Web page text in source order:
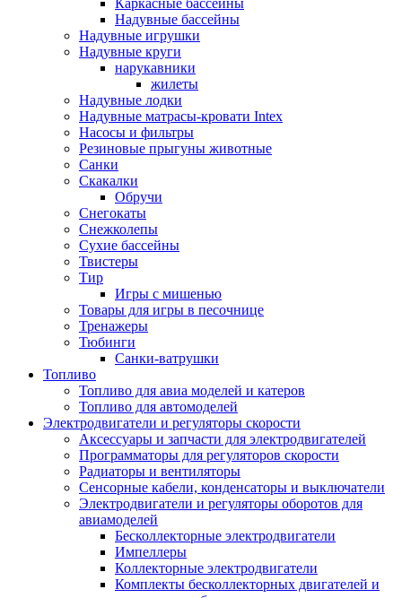
Каркасные бассейны
Надувные бассейны
Надувные игрушки
Надувные круги
нарукавники
жилеты
Надувные лодки
Надувные матрасы-кровати Intex
Насосы и фильтры
Резиновые прыгуны животные
Санки
Скакалки
Обручи
Снегокаты
Снежколепы
Сухие бассейны
Твистеры
Тир
Игры с мишенью
Товары для игры в песочнице
Тренажеры
Тюбинги
Санки-ватрушки
Топливо
Топливо для авиа моделей и катеров
Топливо для автомоделей
Электродвигатели и регуляторы скорости
Аксессуары и запчасти для электродвигателей
Программаторы для регуляторов скорости
Радиаторы и вентиляторы
Сенсорные кабели, конденсаторы и выключатели
Электродвигатели и регуляторы оборотов для
авиамоделей
Бесколлекторные электродвигатели
Импеллеры
Коллекторные электродвигатели
Комплекты бесколлекторных двигателей и